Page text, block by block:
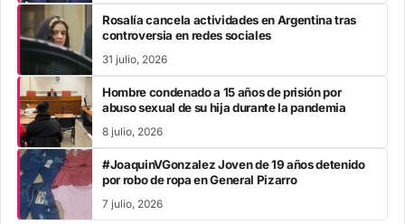
Rosalía cancela actividades en Argentina tras
controversia en redes sociales
31 julio, 2026
Hombre condenado a 15 años de prisión por
abuso sexual de su hija durante la pandemia
8 julio, 2026
#JoaquinVGonzalez Joven de 19 años detenido
por robo de ropa en General Pizarro
7 julio, 2026